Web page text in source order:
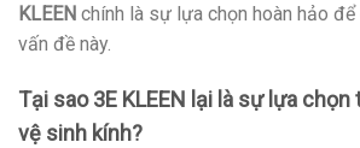
KLEEN chính là sự lựa chọn hoàn hảo
vấn đề này.
Tại sao3E KLEEN lại là sự lựa
vệ sinh kính?